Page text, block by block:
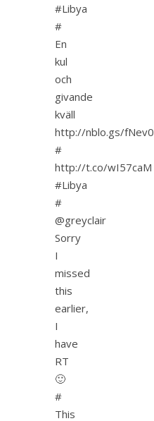
#Libya
#
En
kul
och
givande
kväll
http://nblo.gs/fNev0
#
http://t.co/wI57caM
#Libya
#
@greyclair
Sorry
I
missed
this
earlier,
I
have
RT
🙂
#
This